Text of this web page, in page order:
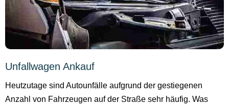
Unfallwagen Ankauf
Heutzutage sind Autounfälle aufgrund der gestiegenen
Anzahl von Fahrzeugen auf der Straße sehr häufig. Was